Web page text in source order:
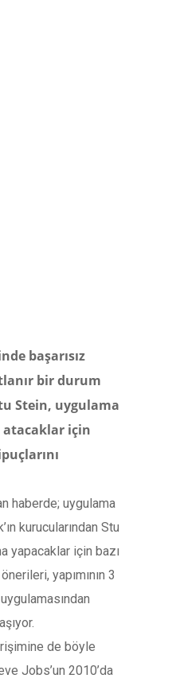
başarısız
bir durum
Stein, uygulama
atacaklar için
haberde; uygulama
kurucularından Stu
yapacaklar için bazı
yapımının 3
uygulamasından
de böyle
Jobs’un 2010’da